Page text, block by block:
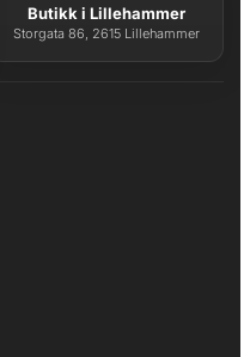
Butikk i Lillehammer
Storgata 86, 2615 Lillehammer